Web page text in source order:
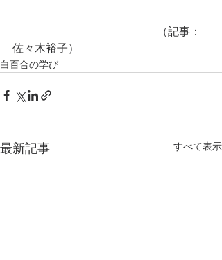
（記事：
佐々木裕子）
白百合の学び
最新記事 すべて表示